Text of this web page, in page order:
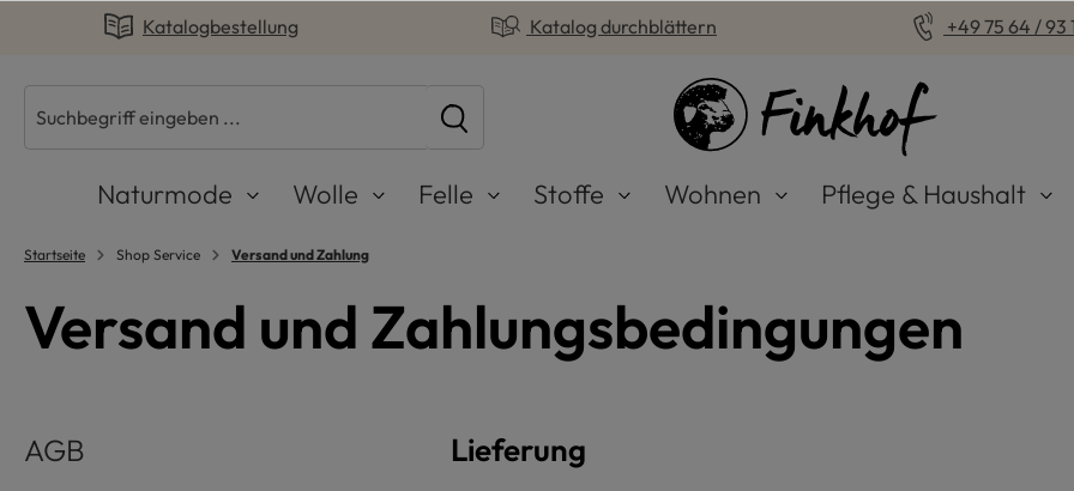
Zur Hauptnavigation springen
Katalogbestellung Katalog durchblättern +49 75 64 / 93
Naturmode Wolle Felle Stoffe Wohnen Pflege & Haushalt
Startseite Shop Service Versand und Zahlung
Versand und Zahlungsbedingungen
AGB
Lieferung